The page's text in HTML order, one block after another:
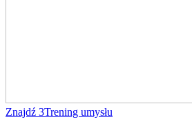
Znajdź 3Trening umysłu